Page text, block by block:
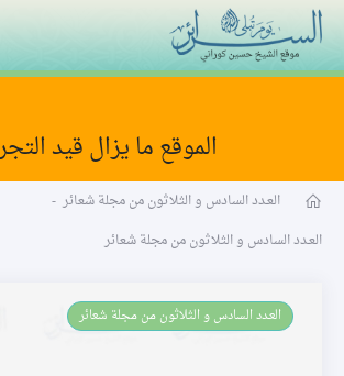
البث المباشر
الموقع ما يزال قيد
العـدد السادس و الثلاثون من مجلة شعائر -
العـدد السادس و الثلاثون من مجلة شعائر
العـدد السادس و الثلاثون من مجلة شعائر